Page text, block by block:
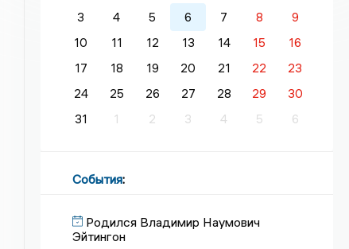
3
4 5 6 7 8
9
10
11 12 13 14 15
16
17
18 19 20 21 22
23
24
25 26 27 28 29
30
31
1 2 3 4 5 6
События:
Родился Владимир Наумович
Эйтингон